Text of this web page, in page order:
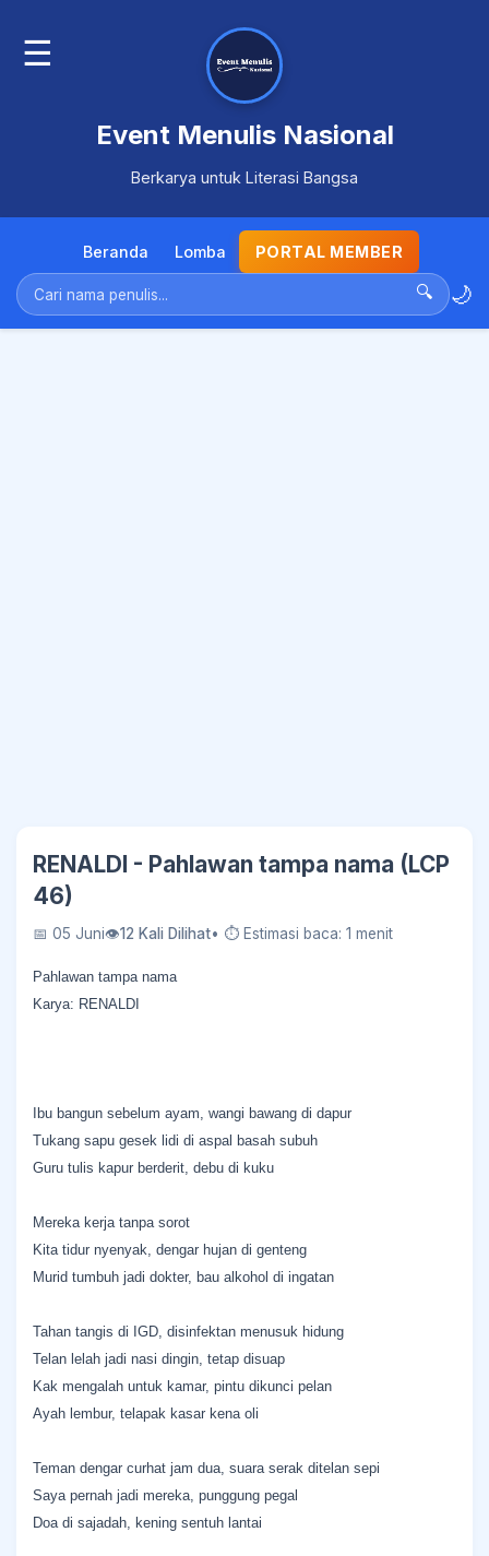
☰
Event Menulis Nasional
Berkarya untuk Literasi Bangsa
Beranda Lomba PORTAL MEMBER
🔍 🌙
RENALDI - Pahlawan tampa nama (LCP
46)
📅 05 Juni👁12 Kali Dilihat• ⏱ Estimasi baca: 1 menit
Pahlawan tampa nama
Karya: RENALDI
Ibu bangun sebelum ayam, wangi bawang di dapur
Tukang sapu gesek lidi di aspal basah subuh
Guru tulis kapur berderit, debu di kuku
Mereka kerja tanpa sorot
Kita tidur nyenyak, dengar hujan di genteng
Murid tumbuh jadi dokter, bau alkohol di ingatan
Tahan tangis di IGD, disinfektan menusuk hidung
Telan lelah jadi nasi dingin, tetap disuap
Kak mengalah untuk kamar, pintu dikunci pelan
Ayah lembur, telapak kasar kena oli
Teman dengar curhat jam dua, suara serak ditelan sepi
Saya pernah jadi mereka, punggung pegal
Doa di sajadah, kening sentuh lantai